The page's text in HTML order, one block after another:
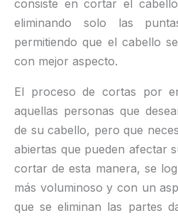
consiste en cortar el
eliminando solo las
permitiendo que el cabello
con mejor aspecto.
El proceso de cortas por
aquellas personas que
de su cabello, pero que
abiertas que pueden afectar
cortar de esta manera, se
más voluminoso y con un
que se eliminan las partes